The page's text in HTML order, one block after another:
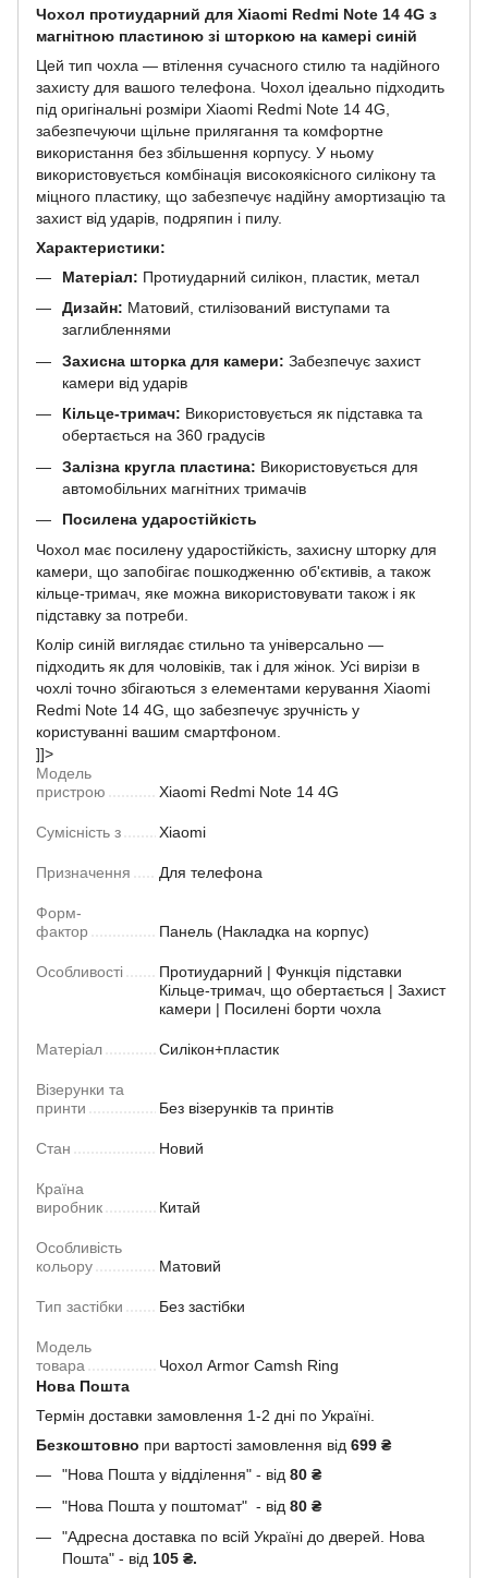
Чохол протиударний для Xiaomi Redmi Note 14 4G з
магнітною пластиною зі шторкою на камері синій
Цей тип чохла — втілення сучасного стилю та надійного
захисту для вашого телефона. Чохол ідеально підходить
під оригінальні розміри Xiaomi Redmi Note 14 4G,
забезпечуючи щільне прилягання та комфортне
використання без збільшення корпусу. У ньому
використовується комбінація високоякісного силікону та
міцного пластику, що забезпечує надійну амортизацію та
захист від ударів, подряпин і пилу.
Характеристики:
Матеріал: Протиударний силікон, пластик, метал
Дизайн: Матовий, стилізований виступами та
заглибленнями
Захисна шторка для камери: Забезпечує захист
камери від ударів
Кільце-тримач: Використовується як підставка та
обертається на 360 градусів
Залізна кругла пластина: Використовується для
автомобільних магнітних тримачів
Посилена ударостійкість
Чохол має посилену ударостійкість, захисну шторку для
камери, що запобігає пошкодженню об'єктивів, а також
кільце-тримач, яке можна використовувати також і як
підставку за потреби.
Колір синій виглядає стильно та універсально —
підходить як для чоловіків, так і для жінок. Усі вирізи в
чохлі точно збігаються з елементами керування Xiaomi
Redmi Note 14 4G, що забезпечує зручність у
користуванні вашим смартфоном.
]]>
Модель
пристрою
Xiaomi Redmi Note 14 4G
Сумісність з Xiaomi
Призначення Для телефона
Форм-
фактор
Панель (Накладка на корпус)
Особливості
Протиударний | Функція підставки
Кільце-тримач, що обертається | Захист
камери | Посилені борти чохла
Матеріал Силікон+пластик
Візерунки та
принти
Без візерунків та принтів
Стан Новий
Країна
виробник
Китай
Особливість
кольору
Матовий
Тип застібки Без застібки
Модель
товара
Чохол Armor Camsh Ring
Нова Пошта
Термін доставки замовлення 1-2 дні по Україні.
Безкоштовно при вартості замовлення від 699 ₴
"Нова Пошта у відділення" - від 80 ₴
"Нова Пошта у поштомат" - від 80 ₴
"Адресна доставка по всій Україні до дверей. Нова
Пошта" - від 105 ₴.